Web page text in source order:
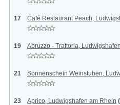
17 Café Restaurant Peach,
19 Abruzzo - Trattoria,
21 Sonnenschein Weinstuben,
23 Aprico, Ludwigshafen am Rhein